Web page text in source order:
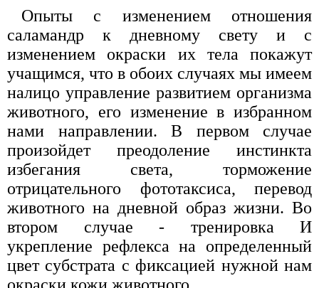
Опыты с изменением отношения
саламандр к дневному свету и с
изменением окраски их тела покажут
учащимся, что в обоих случаях мы имеем
налицо управление развитием организма
животного, его изменение в избранном
нами направлении. В первом случае
произойдет преодоление инстинкта
избегания света, торможение
отрицательного фототаксиса, перевод
животного на дневной образ жизни. Во
втором случае - тренировка И
укрепление рефлекса на определенный
цвет субстрата с фиксацией нужной нам